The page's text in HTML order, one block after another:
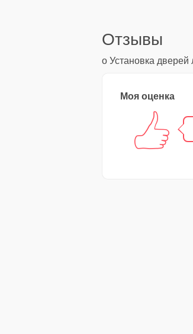
Отзывы
о Установка
Моя оценка